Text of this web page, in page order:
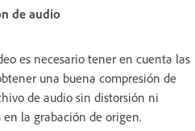
de audio
es necesario tener en cuenta las
una buena compresión de
de audio sin distorsión ni
la grabación de origen.